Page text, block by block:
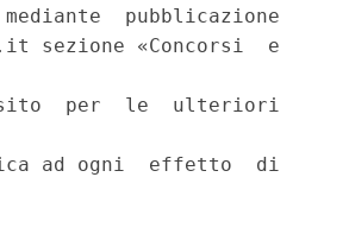
pubblicazione
sezione «Concorsi  e
per  le  ulteriori
ad ogni  effetto  di